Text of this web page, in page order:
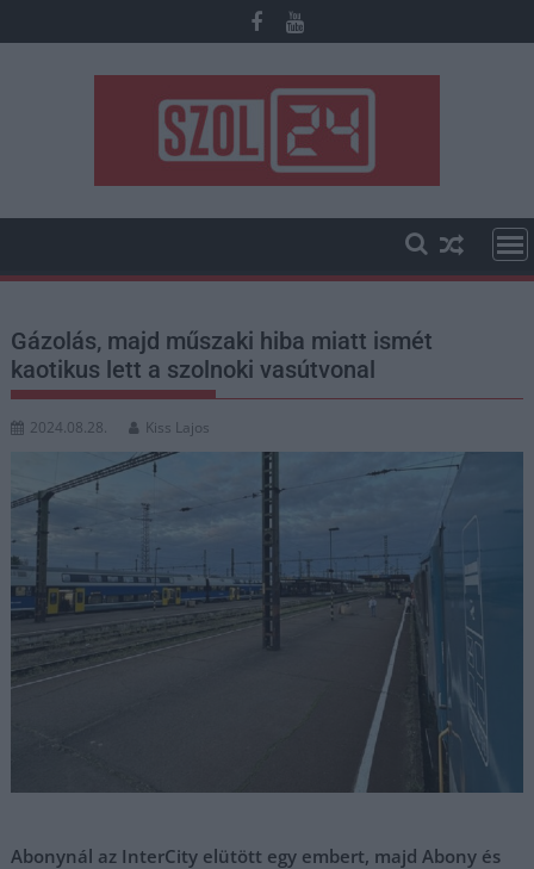
to
Gázolás, majd műszaki hiba miatt ismét
kaotikus lett a szolnoki vasútvonal
2024.08.28. Kiss Lajos
Abonynál az InterCity elütött egy embert, majd Abony és